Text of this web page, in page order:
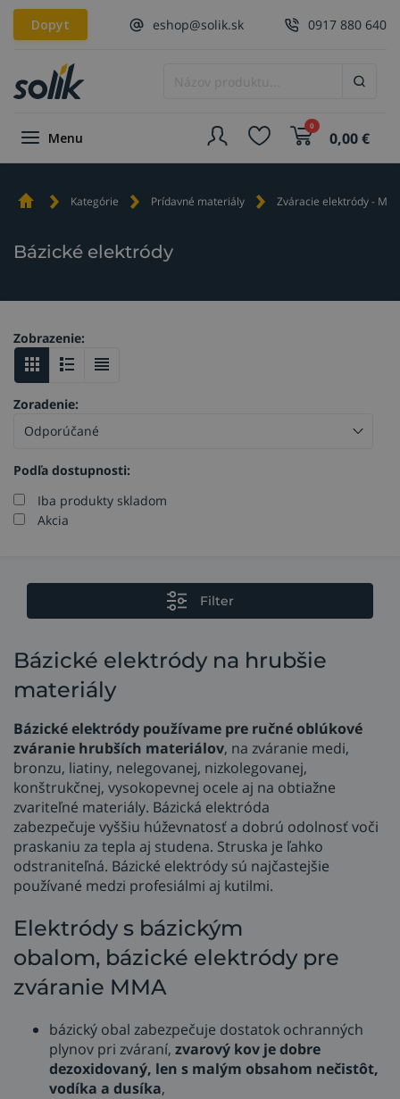
Dopyt eshop@solik.sk 0917 880 640
Menu
0
0,00€
Kategórie Prídavné materiály Zváracie elektródy -
Bázické elektródy
Podľa dostupnosti:
Iba produkty skladom
Akcia
Zoradenie:
Zobrazenie:
Filter
Bázické elektródy na hrubšie
materiály
Bázické elektródy používame pre ručné oblúkové
zváranie hrubších materiálov, na zváranie medi,
bronzu, liatiny, nelegovanej, nizkolegovanej,
konštrukčnej, vysokopevnej ocele aj na obtiažne
zvariteľné materiály. Bázická elektróda
zabezpečuje vyššiu húževnatosť a dobrú odolnosť voči
praskaniu za tepla aj studena. Struska je ľahko
odstraniteľná. Bázické elektródy sú najčastejšie
používané medzi profesiálmi aj kutilmi.
Elektródy s bázickým
obalom, bázické elektródy pre
zváranie MMA
bázický obal zabezpečuje dostatok ochranných
plynov pri zváraní, zvarový kov je dobre
dezoxidovaný, len s malým obsahom nečistôt,
vodíka a dusíka,